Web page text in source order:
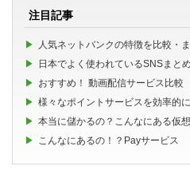
注目記事
人気ネットバンクの特徴を比較・
日本でよく使われているSNSまとめ
おすすめ！ 動画配信サービス比較
様々なポイントサービスを効率的に
本当に儲かるの？こんなにある仮
こんなにあるの！？Payサービス